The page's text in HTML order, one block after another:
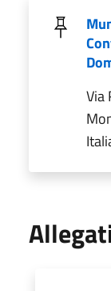
Via